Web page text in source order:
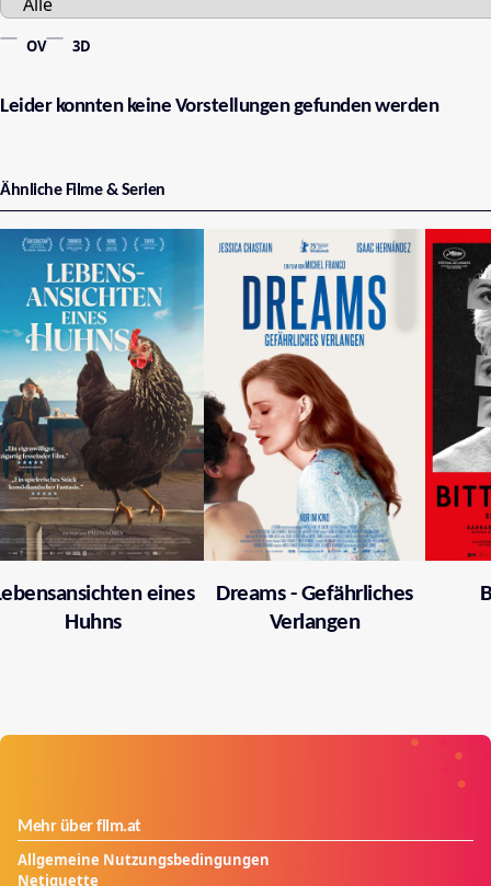
OV 3D
Leider konnten keine Vorstellungen gefunden werden
Ähnliche Filme & Serien
eines
Huhns
Dreams - Gefährliches
Verlangen
Mehr über film.at
Allgemeine Nutzungsbedingungen
Netiquette